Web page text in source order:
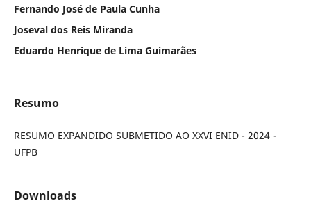
Fernando José de Paula Cunha
Joseval dos Reis Miranda
Eduardo Henrique de Lima Guimarães
Resumo
RESUMO EXPANDIDO SUBMETIDO AO XXVI ENID - 2024 -
UFPB
Downloads